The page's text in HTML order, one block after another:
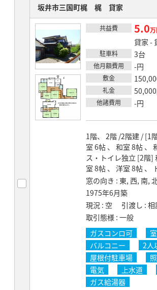
坂井市三国町梶 梶 貸家
賃料 5.0
共益費
貸家 -
駐車料 3台
他月額費用 -円
敷金
礼金
他諸費用 -円
1階、 2階 /2階建 / [1
室 6帖 、 和室 8帖 、
ス・トイレ独立 [2階]
室 8帖 、 洋室 8帖 、
窓の向き
東, 西, 南,
1975年6月築
現況 空 引渡し 相
取引態様 一般
ガスコンロ可
バルコニー
2人
屋根付駐車場
電気
上水道
ガス給湯器